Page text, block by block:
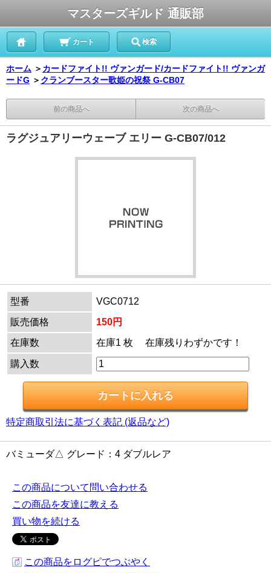
マスターズギルド 通販部
カート 検索
ホーム ＞ カードファイト!! ヴァンガード/カードファイト!! ヴァンガ
ードG ＞ クランブースター歌姫の祝祭 G-CB07
前の商品へ 次の商品へ
ラグジュアリーウェーブ エリー G-CB07/012
型番
VGC0712
販売価格
150円
在庫数
在庫1 枚 在庫残りわずかです！
購入数
特定商取引法に基づく表記 (返品など)
バミューダ△ グレード：4 ダブルレア
この商品について問い合わせる
この商品を友達に教える
買い物を続ける
この商品をログピでつぶやく